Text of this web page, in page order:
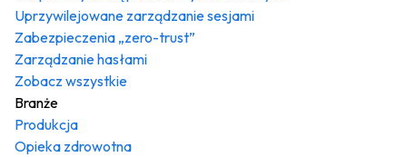
Uprzywilejowane zarządzanie sesjami
Zabezpieczenia „zero-trust”
Zarządzanie hasłami
Zobacz wszystkie
Branże
Produkcja
Opieka zdrowotna